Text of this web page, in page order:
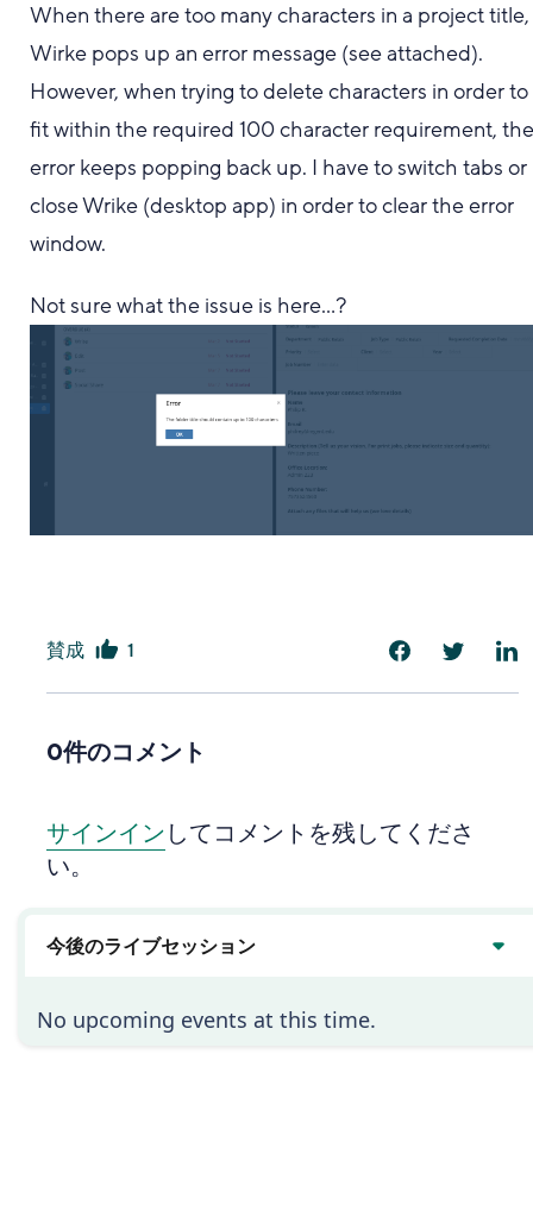
When there are too many characters in a project title,
Wirke pops up an error message (see attached).
However, when trying to delete characters in order to
fit within the required 100 character requirement,
error keeps popping back up. I have to switch tabs or
close Wrike (desktop app) in order to clear the error
window.
Not sure what the issue is here...?
賛成 1
0件のコメント
サインインしてコメントを残してくださ
い。
今後のライブセッション
No upcoming events at this time.